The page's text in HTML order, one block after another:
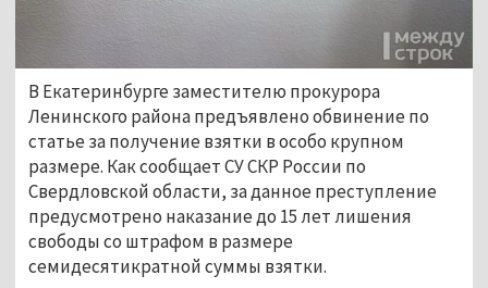
В Екатеринбурге заместителю прокурора
Ленинского района предъявлено обвинение по
статье за получение взятки в особо крупном
размере. Как сообщает СУ СКР России по
Свердловской области, за данное преступление
предусмотрено наказание до 15 лет лишения
свободы со штрафом в размере
семидесятикратной суммы взятки.